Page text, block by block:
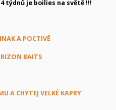
týdnů je boilies na světě !!!
A POCTIVĚ
BAITS
A CHYTEJ VELKÉ KAPRY